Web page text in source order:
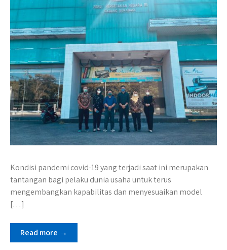
Kondisi pandemi covid-19 yang terjadi saat ini merupakan
tantangan bagi pelaku dunia usaha untuk terus
mengembangkan kapabilitas dan menyesuaikan model
[…]
Read more →